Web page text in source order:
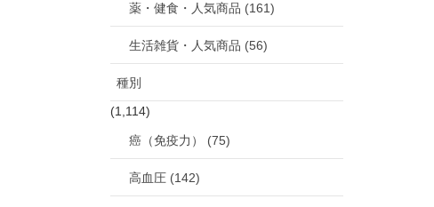
薬・健食・人気商品 (161)
生活雑貨・人気商品 (56)
種別
(1,114)
癌（免疫力） (75)
高血圧 (142)